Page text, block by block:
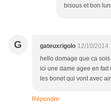
bisous et bon
G gateuxrigolo 12/10/2014
hello domage que ca
ici une dame agee en fait
les bonet qui vont avec
Répondre